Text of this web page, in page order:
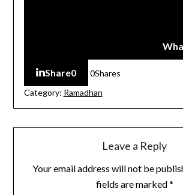
Share0 0Shares
Category: Ramadhan
Leave a Reply
Your email address will not be
fields are marked*